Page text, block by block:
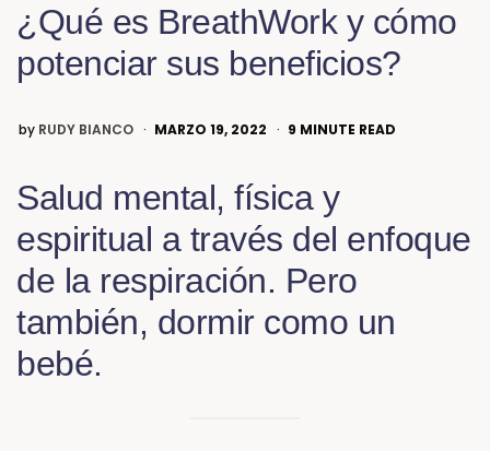
¿Qué es BreathWork y cómo
potenciar sus beneficios?
by RUDY BIANCO MARZO 19, 2022 9 MINUTE READ
Salud mental, física y
espiritual a través del enfoque
de la respiración. Pero
también, dormir como un
bebé.